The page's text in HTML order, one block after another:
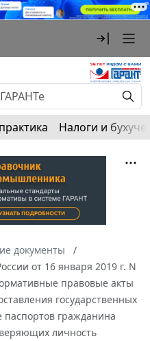
Налоги и
документы
от 16 января 2019 г. N
правовые акты
государственных
гражданина
личность